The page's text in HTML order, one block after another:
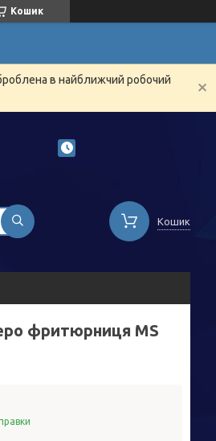
Кошик
в найближчий робочий
Кошик
фритюрниця MS